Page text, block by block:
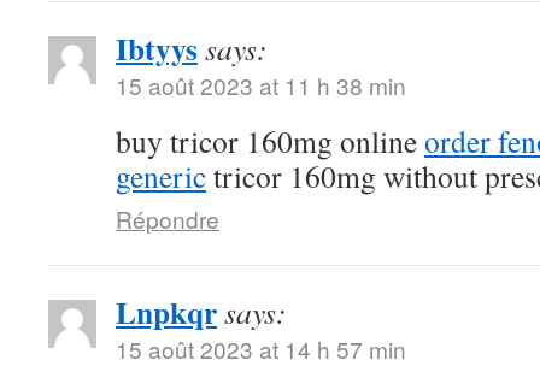
Ibtyyssays:
15 août 2023 at 11 h 38 min
buy tricor 160mg onlineorder
generictricor 160mg without
Répondre
Lnpkqrsays:
15 août 2023 at 14 h 57 min